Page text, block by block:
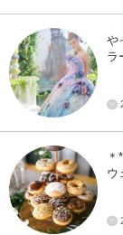
や
ラ
ウ